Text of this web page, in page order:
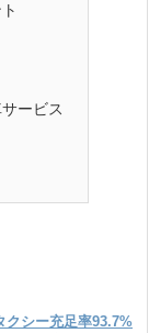
ービス
クシー充足率93.7%